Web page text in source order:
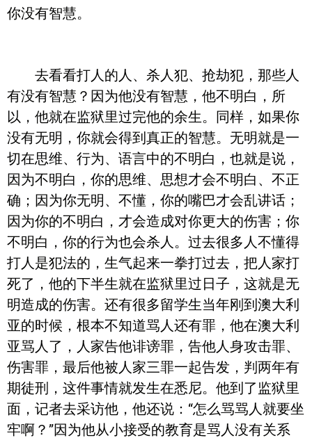
你没有智慧。
去看看打人的人、杀人犯、抢劫犯，那些人
有没有智慧？因为他没有智慧，他不明白，所
以，他就在监狱里过完他的余生。同样，如果你
没有无明，你就会得到真正的智慧。无明就是一
切在思维、行为、语言中的不明白，也就是说，
因为不明白，你的思维、思想才会不明白、不正
确；因为你无明、不懂，你的嘴巴才会乱讲话；
因为你的不明白，才会造成对你更大的伤害；你
不明白，你的行为也会杀人。过去很多人不懂得
打人是犯法的，生气起来一拳打过去，把人家打
死了，他的下半生就在监狱里过日子，这就是无
明造成的伤害。还有很多留学生当年刚到澳大利
亚的时候，根本不知道骂人还有罪，他在澳大利
亚骂人了，人家告他诽谤罪，告他人身攻击罪、
伤害罪，最后他被人家三罪一起告发，判两年有
期徒刑，这件事情就发生在悉尼。他到了监狱里
面，记者去采访他，他还说：“怎么骂骂人就要坐
牢啊？”因为他从小接受的教育是骂人没有关系